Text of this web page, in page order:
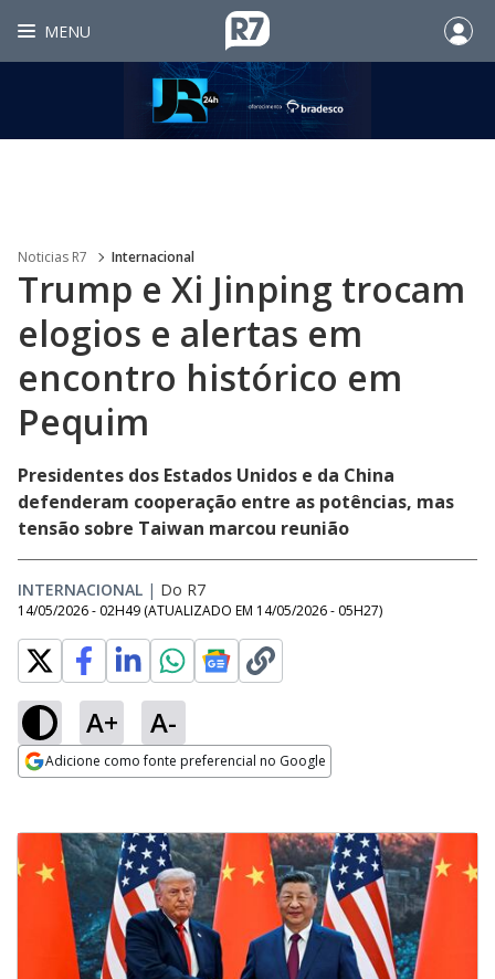
MENU
Noticias R7 Internacional
Trump e Xi Jinping trocam
elogios e alertas em
encontro histórico em
Pequim
Presidentes dos Estados Unidos e da China
defenderam cooperação entre as potências, mas
tensão sobre Taiwan marcou reunião
INTERNACIONAL | Do R7
14/05/2026 - 02H49 (ATUALIZADO EM 14/05/2026 - 05H27)
A+ A-
Adicione como fonte preferencial no Google